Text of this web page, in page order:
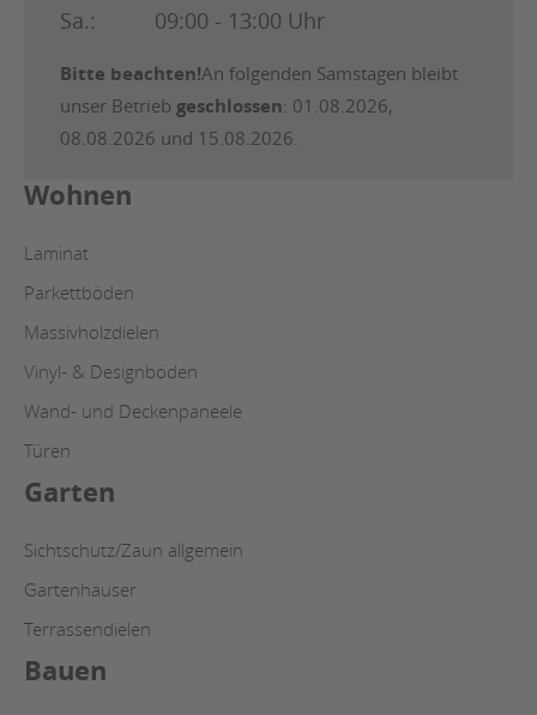
Sa.:
09:00 - 13:00 Uhr
Bitte beachten!An folgenden Samstagen bleibt
unser Betrieb geschlossen: 01.08.2026,
08.08.2026 und 15.08.2026.
Wohnen
Laminat
Parkettböden
Massivholzdielen
Vinyl- & Designböden
Wand- und Deckenpaneele
Türen
Garten
Sichtschutz/Zaun allgemein
Gartenhäuser
Terrassendielen
Bauen